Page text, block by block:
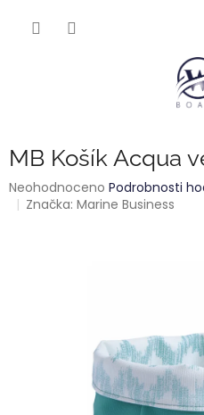
MB Košík Acqua
Průměrné
hodnocení
Neohodnoceno Podrobnosti
Značka:Marine Business